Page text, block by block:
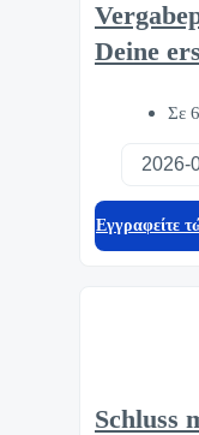
Deine
Σε
Eγγραφείτε
Schluss